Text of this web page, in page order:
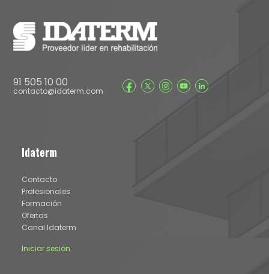
91 505 10 00
contacto@idaterm.com
Idaterm
Contacto
Profesionales
Formación
Ofertas
Canal Idaterm
Iniciar sesión